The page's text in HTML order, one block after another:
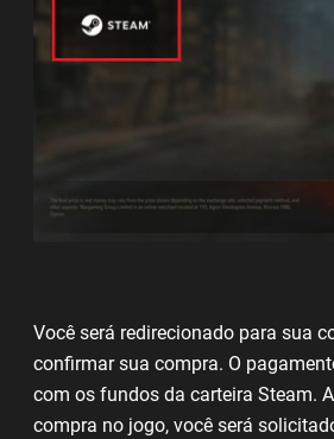
Você será redirecionado para sua
confirmar sua compra. O
com os fundos da carteira Steam.
compra no jogo, você será